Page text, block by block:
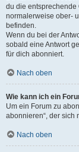
du die entsprechende
normalerweise ober-
befinden.
Wenn du bei der
sobald eine Antwort
für dich abonniert.
Nach oben
Wie kann ich ein
Um ein Forum zu
abonnieren“, der sich
Nach oben